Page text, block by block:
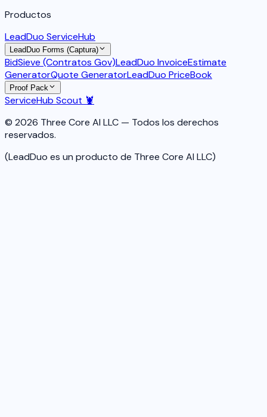
Productos
LeadDuo ServiceHub
LeadDuo Forms (Captura)
BidSieve (Contratos Gov)LeadDuo InvoiceEstimate
GeneratorQuote GeneratorLeadDuo PriceBook
Proof Pack
ServiceHub Scout 🦞
© 2026 Three Core AI LLC — Todos los derechos
reservados.
(LeadDuo es un producto de Three Core AI LLC)